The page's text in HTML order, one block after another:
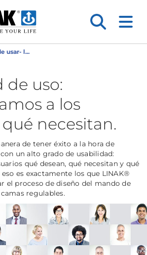
usar- l...
de uso:
a los
necesitan.
de tener éxito a la hora de
un alto grado de usabilidad:
qué desean, qué necesitan y qué
es exactamente los que LINAK®
el proceso de diseño del mando de
regulables.